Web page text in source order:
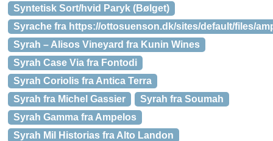
Syntetisk Sort/hvid Paryk (Bølget)
Syrache fra https://ottosuenson.dk/sites/default/files/
Syrah – Alisos Vineyard fra Kunin Wines
Syrah Case Via fra Fontodi
Syrah Coriolis fra Antica Terra
Syrah fra Michel Gassier
Syrah fra Soumah
Syrah Gamma fra Ampelos
Syrah Mil Historias fra Alto Landon